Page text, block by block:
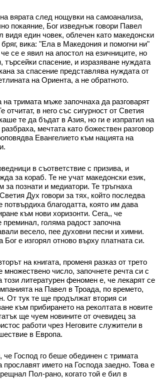
вярата след нощувки на самоанализа,
покаяние, Бог изведнъж говори Павел
видя един човек, облечен като македонски
вика: "Ела в Македония и помогни ни"
се е явил на апостол на езичниците, но
търсейки спасение, и изразяване нуждата
за спасение представлява нуждата от
на Ориента, а не обратното.
тримата мъже започнаха да разговарят
отчитат, в него със сигурност от Светия
те да бъдат в Азия, но ги е изпратил на
мечтата като божествен разговор
Евангелието към нацията на
в съответствие с призива, и
за кораб. Те не учат македонски език,
за познати и медиатори. Те тръгнаха
Дух говори за тях, който последва
потвърдиха благодатта, която им дава
към нови хоризонти. Сега,, че
преминал, голяма радост започна
весело, пее духовни песни и химни.
е изгорял отново върху платната си.
на книгата, променя разказ от трето
множествено число, започнете речта си с
този литературен феномен е, че лекарят се
на Павел в Троада, по времето,
От тук те ще продължат втория си
към прибирането на реколтата в новите
ще чуем новините от очевидец за
работи чрез Неговите служители в
в Европа.
че Господ го беше обединен с тримата
прославят името на Господа заедно. Това е
Пол-рано, когато той е бил в